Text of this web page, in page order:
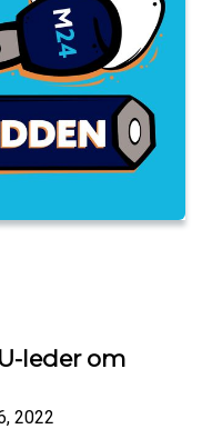
leder om
2022